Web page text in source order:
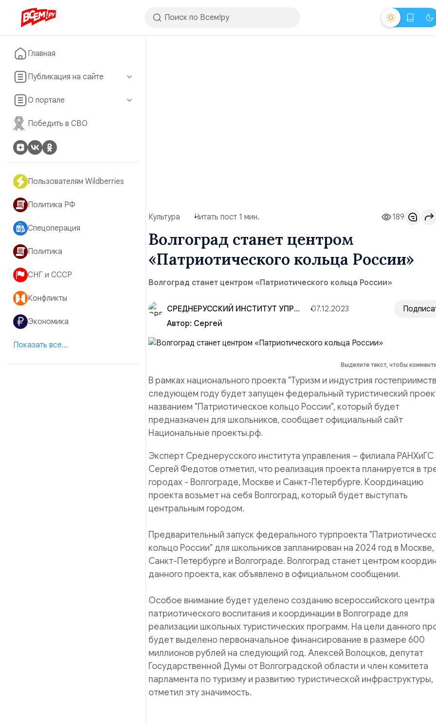
Главная
Публикация на сайте
О портале
Победить в СВО
Пользователям Wildberries
Политика РФ
Спецоперация
Политика
СНГ и СССР
Конфликты
Экономика
Показать все...
Культура Читать пост 1 мин. 189
Волгоград станет центром
«Патриотического кольца России»
Волгоград станет центром «Патриотического кольца России»
СРЕДНЕРУССКИЙ ИНСТИТУТ УПРАВЛЕНИЯ — РАНХиГС
07.12.2023
Автор: Сергей
Выделите текст, чтобы
В рамках национального проекта "Туризм и индустрия
следующем году будет запущен федеральный туристический
названием "Патриотическое кольцо России", который будет
предназначен для школьников, сообщает официальный сайт
Национальные проекты.рф.
Эксперт Среднерусского института управления – филиала РАНХиГС
Сергей Федотов отметил, что реализация проекта планируется в
городах - Волгограде, Москве и Санкт-Петербурге. Координацию
проекта возьмет на себя Волгоград, который будет выступать
центральным городом.
Предварительный запуск федерального турпроекта
кольцо России" для школьников запланирован на 2024 год в Москве,
Санкт-Петербурге и Волгограде. Волгоград станет центром
данного проекта, как объявлено в официальном сообщении.
Особое внимание будет уделено созданию всероссийского центра
патриотического воспитания и координации в Волгограде для
реализации школьных туристических программ. На цели данного
будет выделено первоначальное финансирование в размере 600
миллионов рублей на следующий год. Алексей Волоцков, депутат
Государственной Думы от Волгоградской области и член комитета
парламента по туризму и развитию туристической инфраструктуры,
отметил эту